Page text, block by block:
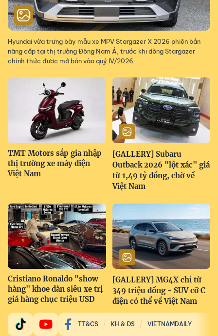
Hyundai vừa trưng bày mẫu xe MPV Stargazer X 2026 phiên bản
nâng cấp tại thị trường Đông Nam Á, trước khi dòng Stargazer
chính thức được mở bán vào quý IV/2026.
TMT Motors sắp gia nhập
thị trường xe máy điện
Việt Nam
[GALLERY] Subaru
Outback 2026 "lột xác" giá
từ 1,49 tỷ đồng, chờ về
Việt Nam
Cristiano Ronaldo "show
hàng" khoe dàn siêu xe trị
giá hàng chục triệu USD
[GALLERY] MG4X chỉ từ
349 triệu đồng - SUV cỡ C
điện có thể về Việt Nam
TT&CS KH & ĐS VIETNAMDAILY